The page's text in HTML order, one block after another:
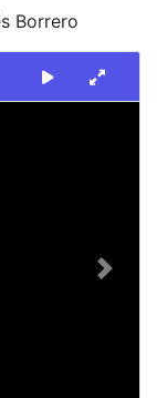
Borrero
Next